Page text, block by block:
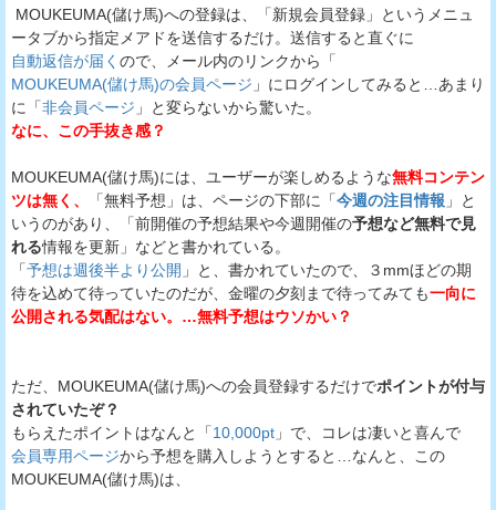
MOUKEUMA(儲け馬)への登録は、「新規会員登録」というメニュ
ータブから指定メアドを送信するだけ。送信すると直ぐに
自動返信が届く ので、メール内のリンクから「
MOUKEUMA(儲け馬)の会員ページ 」にログインしてみると…あまり
に「非会員ページ 」と変らないから驚いた。
なに、この手抜き感？
MOUKEUMA(儲け馬)には、ユーザーが楽しめるような無料コンテン
ツは無く、
「無料予想」は、ページの下部に「今週の注目情報 」と
いうのがあり、「前開催の予想結果や今週開催の予想など無料で見
れる情報を更新」などと書かれている。
「予想は週後半より公開 」と、書かれていたので、３mmほどの期
待を込めて待っていたのだが、金曜の夕刻まで待ってみても一向に
公開される気配はない。…無料予想はウソかい？
ただ、MOUKEUMA(儲け馬)への会員登録するだけでポイントが付与
されていたぞ？
もらえたポイントはなんと「10,000pt 」で、コレは凄いと喜んで
会員専用ページから予想を購入しようとすると…なんと、この
MOUKEUMA(儲け馬)は、